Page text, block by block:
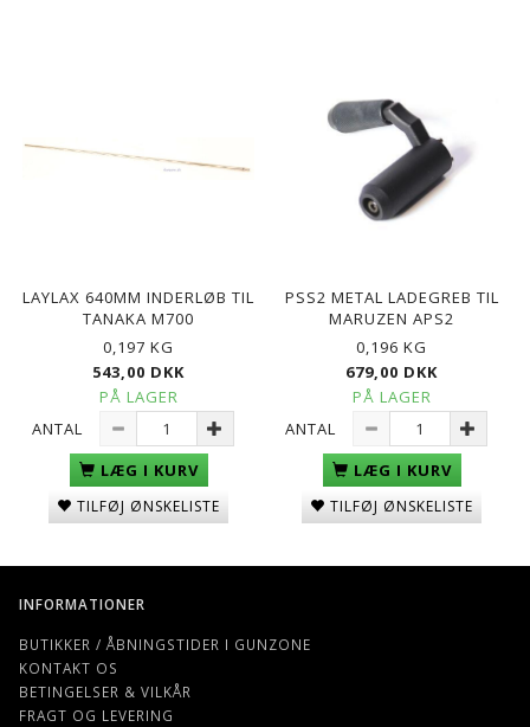
LAYLAX 640MM INDERLØB TIL
TANAKA M700
0,197 KG
543,00 DKK
PÅ LAGER
ANTAL
LÆG I KURV
TILFØJ ØNSKELISTE
PSS2 METAL LADEGREB TIL
MARUZEN APS2
0,196 KG
679,00 DKK
PÅ LAGER
ANTAL
LÆG I KURV
TILFØJ ØNSKELISTE
INFORMATIONER
BUTIKKER / ÅBNINGSTIDER I GUNZONE
KONTAKT OS
BETINGELSER & VILKÅR
FRAGT OG LEVERING